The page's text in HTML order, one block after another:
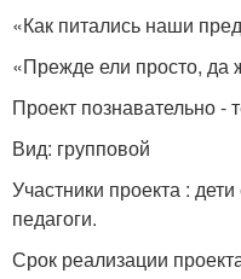
«Как питались наши
«Прежде ели просто, да
Проект познавательно -
Вид: групповой
Участники проекта :
педагоги.
Срок реализации